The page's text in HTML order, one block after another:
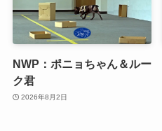
NWP：ポニョちゃん＆ルー
ク君
2026年8月2日